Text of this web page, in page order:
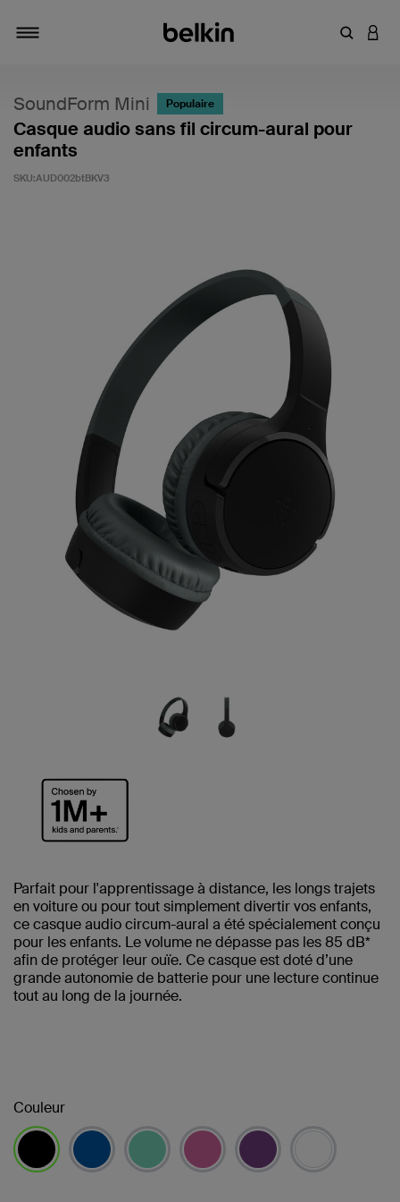
Saisir
SoundForm Mini Populaire
Casque audio sans fil circum-aural pour
enfants
SKU:AUD002btBKV3
Parfait pour l'apprentissage à distance, les longs trajets
en voiture ou pour tout simplement divertir vos enfants,
ce casque audio circum-aural a été spécialement conçu
pour les enfants. Le volume ne dépasse pas les 85 dB*
afin de protéger leur ouïe. Ce casque est doté d’une
grande autonomie de batterie pour une lecture continue
tout au long de la journée.
Couleur